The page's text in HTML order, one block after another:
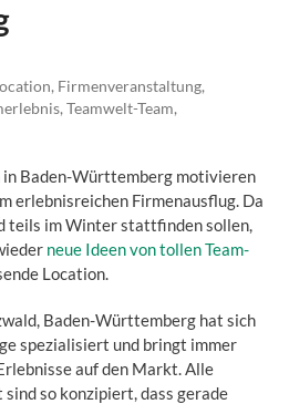
, Firmenveranstaltung,
,Teamwelt-Team,
Baden-Württemberg motivieren
erlebnisreichen Firmenausflug. Da
teils im Winter stattfinden sollen,
neue Ideen von tollen Team-
Location.
Baden-Württemberg hat sich
spezialisiert und bringt immer
auf den Markt. Alle
so konzipiert, dass gerade